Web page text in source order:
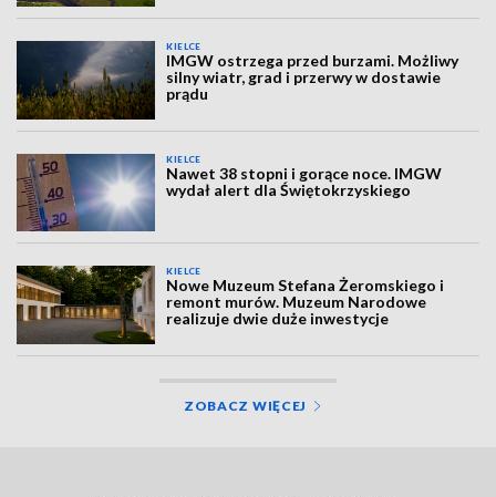
KIELCE
IMGW ostrzega przed burzami. Możliwy
silny wiatr, grad i przerwy w dostawie
prądu
KIELCE
Nawet 38 stopni i gorące noce. IMGW
wydał alert dla Świętokrzyskiego
KIELCE
Nowe Muzeum Stefana Żeromskiego i
remont murów. Muzeum Narodowe
realizuje dwie duże inwestycje
ZOBACZ WIĘCEJ